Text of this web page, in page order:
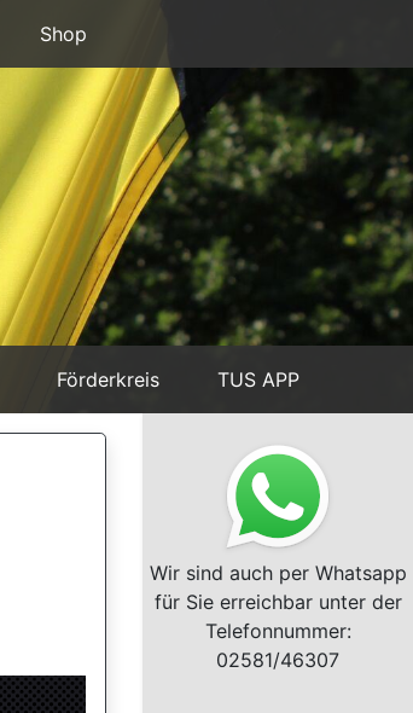
Shop
Förderkreis TUS APP
Wir sind auch per Whatsapp
für Sie erreichbar unter der
Telefonnummer:
02581/46307